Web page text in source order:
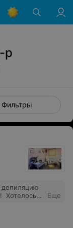
р
Фильтры
Хотелось
Еще